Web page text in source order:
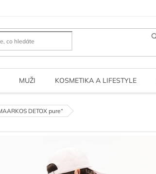
MUŽI KOSMETIKA A LIFESTYLE
DETOX pure“